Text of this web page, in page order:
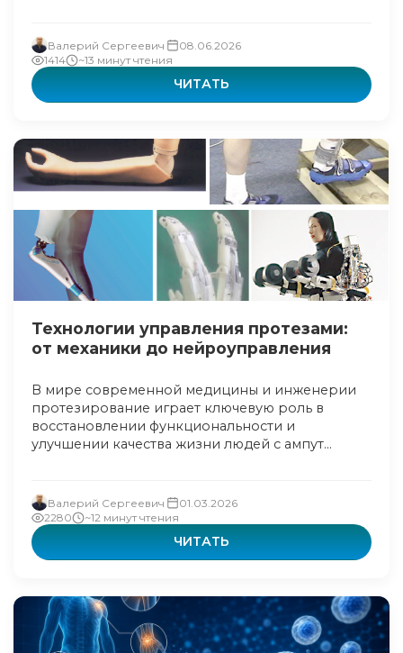
Валерий Сергеевич
08.06.2026
1414
~13 минут чтения
ЧИТАТЬ
Технологии управления протезами:
от механики до нейроуправления
В мире современной медицины и инженерии
протезирование играет ключевую роль в
восстановлении функциональности и
улучшении качества жизни людей с ампут...
Валерий Сергеевич
01.03.2026
2280
~12 минут чтения
ЧИТАТЬ